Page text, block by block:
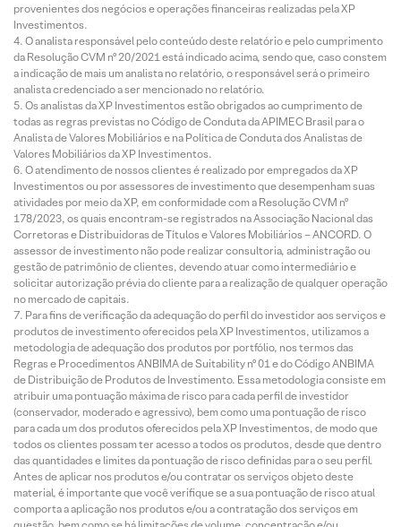
provenientes dos negócios e operações financeiras realizadas pela XP
Investimentos.
O analista responsável pelo conteúdo deste relatório e pelo cumprimento
da Resolução CVM nº 20/2021 está indicado acima, sendo que, caso constem
a indicação de mais um analista no relatório, o responsável será o primeiro
analista credenciado a ser mencionado no relatório.
Os analistas da XP Investimentos estão obrigados ao cumprimento de
todas as regras previstas no Código de Conduta da APIMEC Brasil para o
Analista de Valores Mobiliários e na Política de Conduta dos Analistas de
Valores Mobiliários da XP Investimentos.
O atendimento de nossos clientes é realizado por empregados da XP
Investimentos ou por assessores de investimento que desempenham suas
atividades por meio da XP, em conformidade com a Resolução CVM nº
178/2023, os quais encontram-se registrados na Associação Nacional das
Corretoras e Distribuidoras de Títulos e Valores Mobiliários – ANCORD. O
assessor de investimento não pode realizar consultoria, administração ou
gestão de patrimônio de clientes, devendo atuar como intermediário e
solicitar autorização prévia do cliente para a realização de qualquer operação
no mercado de capitais.
Para fins de verificação da adequação do perfil do investidor aos serviços e
produtos de investimento oferecidos pela XP Investimentos, utilizamos a
metodologia de adequação dos produtos por portfólio, nos termos das
Regras e Procedimentos ANBIMA de Suitability nº 01 e do Código ANBIMA
de Distribuição de Produtos de Investimento. Essa metodologia consiste em
atribuir uma pontuação máxima de risco para cada perfil de investidor
(conservador, moderado e agressivo), bem como uma pontuação de risco
para cada um dos produtos oferecidos pela XP Investimentos, de modo que
todos os clientes possam ter acesso a todos os produtos, desde que dentro
das quantidades e limites da pontuação de risco definidas para o seu perfil.
Antes de aplicar nos produtos e/ou contratar os serviços objeto deste
material, é importante que você verifique se a sua pontuação de risco atual
comporta a aplicação nos produtos e/ou a contratação dos serviços em